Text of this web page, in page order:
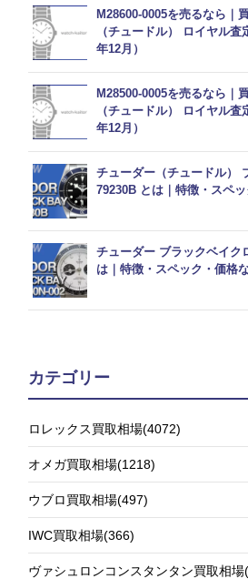
M28600-0005を売るなら｜
（チュードル） ロイヤル
年12月）
M28500-0005を売るなら｜
（チュードル） ロイヤル
年12月）
チューダー（チュードル）
79230B とは｜特徴・スペ
チューダー ブラックベイク
は｜特徴・スペック・価格
カテゴリー
ロレックス買取相場(4072)
オメガ買取相場(1218)
ウブロ買取相場(497)
IWC買取相場(366)
ヴァシュロンコンスタンタン買取相場